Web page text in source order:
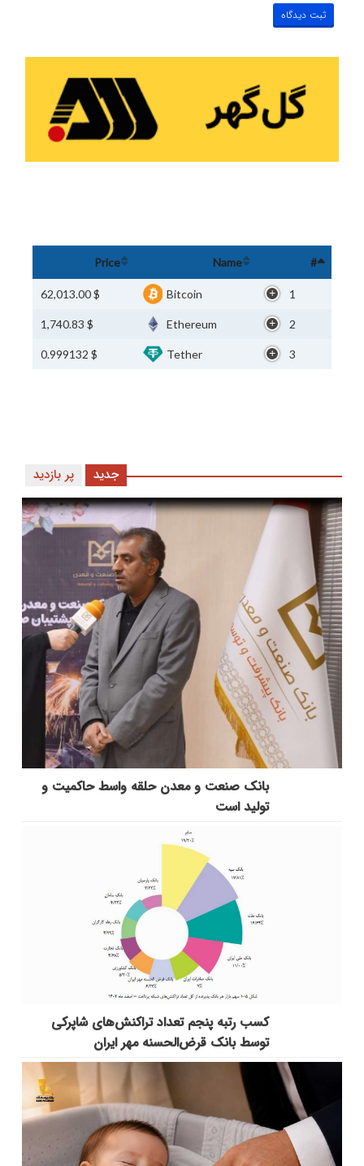
#
Name
Price
1
Bitcoin
$ 62,013.00
2
Ethereum
$ 1,740.83
3
Tether
$ 0.999132
پر بازدید جدید
بانك صنعت و معدن حلقه واسط حاكمیت و
تولید است
کسب رتبه پنجم تعداد تراکنش‌های شاپرکی
توسط بانک قرض‌الحسنه مهر ایران